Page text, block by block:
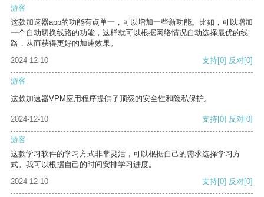
游客
这款加速器app的功能有点单一，可以增加一些新功能。比如，可以增加
一个自动切换线路的功能，这样就可以根据网络情况自动选择最优的线
路，从而获得更好的加速效果。
2024-12-10
支持[0] 反对[0]
游客
这款加速器VPM应用程序提供了顶级的安全性和隐私保护。
2024-12-10 支持[0] 反对[0]
游客
这款学习软件的学习方式非常灵活，可以根据自己的需求选择学习方
式。我可以根据自己的时间安排学习进度。
2024-12-10
支持[0] 反对[0]